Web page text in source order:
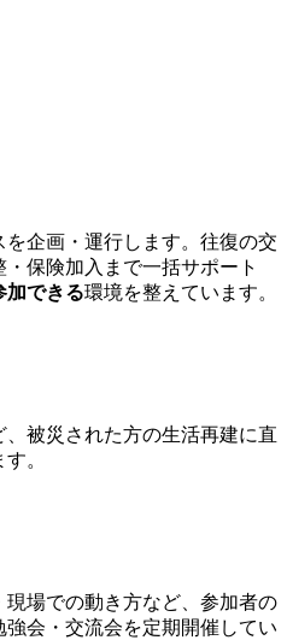
企画・運行します。往復の交
保険加入まで一括サポート
加できる環境を整えています。
被災された方の生活再建に直
。
場での動き方など、参加者の
会・交流会を定期開催してい